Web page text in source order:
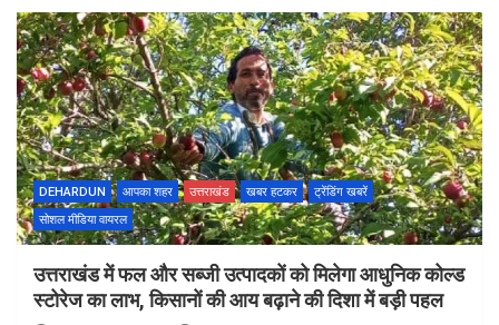
DEHARDUN आपका शहर उत्तराखंड खबर हटकर
ट्रेंडिंग खबरें
सोशल मीडिया वायरल
उत्तराखंड में फल और सब्जी उत्पादकों को मिलेगा आधुनिक कोल्ड
स्टोरेज का लाभ, किसानों की आय बढ़ाने की दिशा में बड़ी पहल